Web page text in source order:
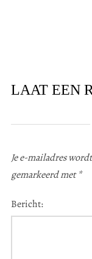
LAAT EEN
Je e-mailadres
gemarkeerd met*
Bericht: